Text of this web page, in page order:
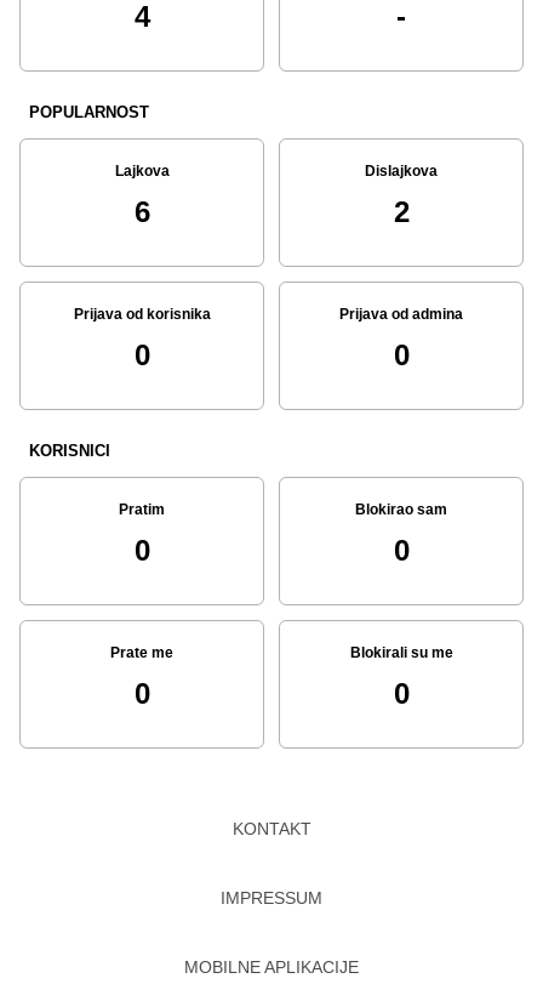
4 -
POPULARNOST
Lajkova
6
Dislajkova
2
Prijava od korisnika
0
Prijava od admina
0
KORISNICI
Pratim
0
Blokirao sam
0
Prate me
0
Blokirali su me
0
KONTAKT
IMPRESSUM
MOBILNE APLIKACIJE